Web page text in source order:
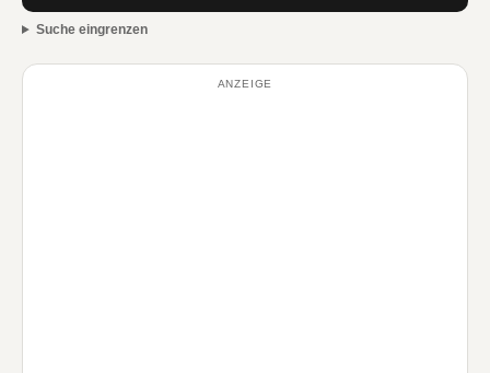
Suche eingrenzen
ANZEIGE